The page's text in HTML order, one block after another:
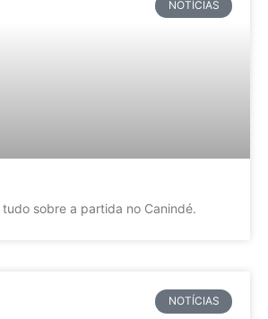
NOTÍCIAS
sobre a partida no Canindé.
NOTÍCIAS